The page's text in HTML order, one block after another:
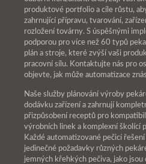
produktové portfolio a cíle růstu,
zahrnující přípravu, tvarování,
rozložení továrny. S úspěšnými
podporou pro více než 60 typů
plán a stroje, které zvýší vaši
pracovní sílu. Kontaktujte nás pro
objevte, jak může automatizace
Naše služby plánování výroby
dodávku zařízení a zahrnují
přizpůsobení receptů pro
výrobních linek a komplexní školící
Každé automatizované pečicí
jedinečné požadavky různých
jemných křehkých pečiva, jako